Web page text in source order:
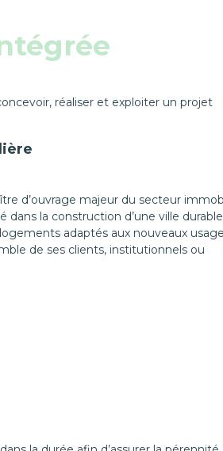
réaliser et exploiter un projet
d’ouvrage majeur du secteur
dans la construction d’une ville
adaptés aux nouveaux
de ses clients, institutionnels ou